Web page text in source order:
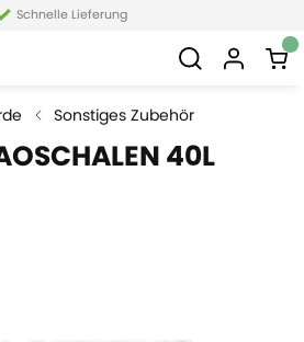
Schnelle Lieferung
Sonstiges Zubehör
40L